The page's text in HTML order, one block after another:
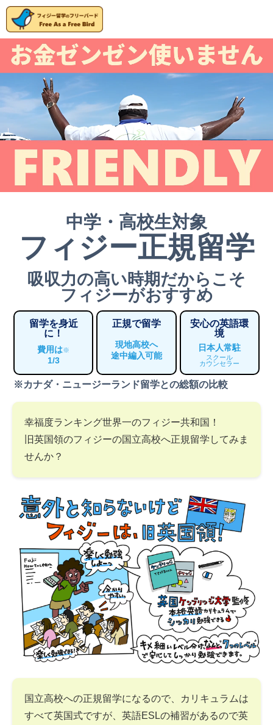
中学・高校生対象
フィジー正規留学
吸収力の高い時期だからこそ
フィジーがおすすめ
留学を身近
に！
費用は※
1/3
正規で留学
現地高校へ
途中編入可能
安心の英語環
境
日本人常駐
スクール
カウンセラー
※カナダ・ニュージーランド留学との総額の比較
幸福度ランキング世界一のフィジー共和国！
旧英国領のフィジーの国立高校へ正規留学してみま
せんか？
国立高校への正規留学になるので、カリキュラムは
すべて英国式ですが、英語ESLの補習があるので英